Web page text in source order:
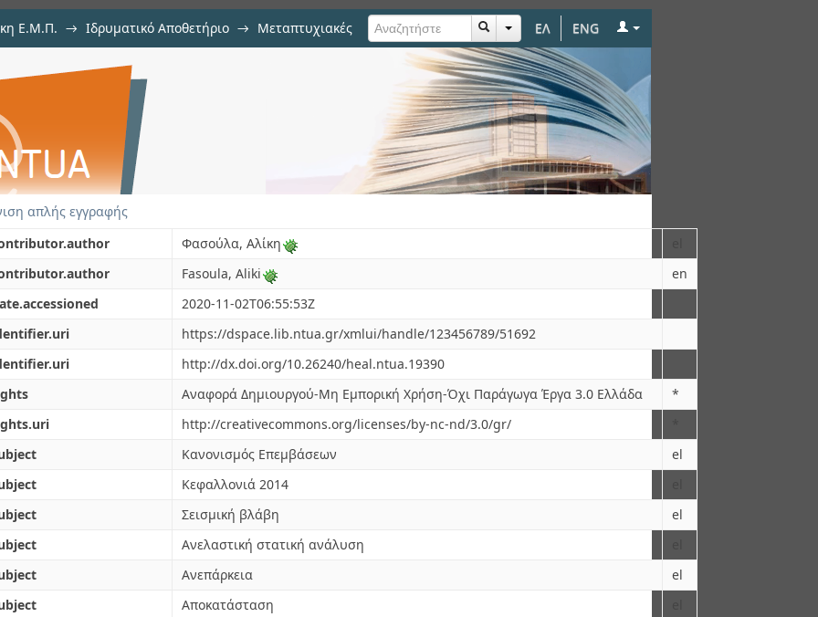
ΕΛ ENG
Ε.Μ.Π. → Ιδρυματικό Αποθετήριο → Μεταπτυχιακές
Σεισμόπληκτου κτιρίου & Αξιολόγηση των
(Σεισμός Κεφαλλονιάς 2014)
απλής εγγραφής
Φασούλα, Αλίκη
Fasoula, Aliki
en
2020-11-02T06:55:53Z
https://dspace.lib.ntua.gr/xmlui/handle/123456789/51692
http://dx.doi.org/10.26240/heal.ntua.19390
Αναφορά Δημιουργού-Μη Εμπορική Χρήση-Όχι Παράγωγα Έργα 3.0 Ελλάδα
*
http://creativecommons.org/licenses/by-nc-nd/3.0/gr/
Κανονισμός Επεμβάσεων
el
Κεφαλλονιά 2014
Σεισμική βλάβη
el
Ανελαστική στατική ανάλυση
Ανεπάρκεια
el
Αποκατάσταση